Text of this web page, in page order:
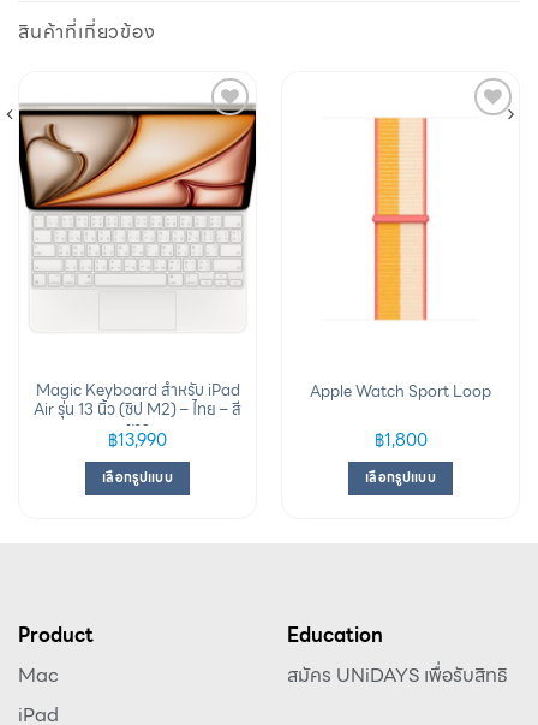
สินค้าที่เกี่ยวข้อง
Add to
wishlist
Magic Keyboard สำหรับ iPad
Air รุ่น 13 นิ้ว (ชิป M2) – ไทย – สี
ขาว
฿13,990
เลือกรูปแบบ
Apple Watch Sport Loop
฿1,800
เลือกรูปแบบ
Product
Mac
iPad
Education
สมัคร UNiDAYS เพื่อรับสิทธิ